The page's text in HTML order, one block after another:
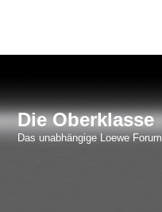
Die Oberklasse
Das unabhängige Loewe Forum